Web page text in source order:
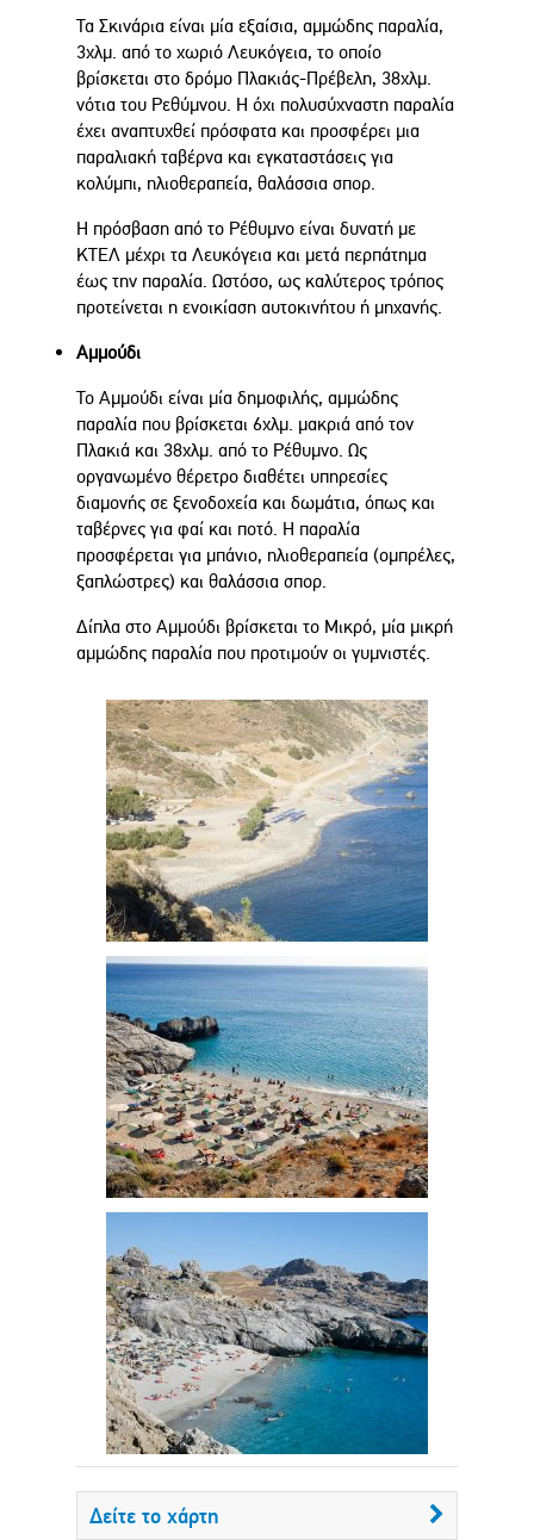
Τα Σκινάρια είναι μία εξαίσια, αμμώδης παραλία,
3χλμ. από το χωριό Λευκόγεια, το οποίο
βρίσκεται στο δρόμο Πλακιάς-Πρέβελη, 38χλμ.
νότια του Ρεθύμνου. Η όχι πολυσύχναστη παραλία
έχει αναπτυχθεί πρόσφατα και προσφέρει μια
παραλιακή ταβέρνα και εγκαταστάσεις για
κολύμπι, ηλιοθεραπεία, θαλάσσια σπορ.
Η πρόσβαση από το Ρέθυμνο είναι δυνατή με
ΚΤΕΛ μέχρι τα Λευκόγεια και μετά περπάτημα
έως την παραλία. Ωστόσο, ως καλύτερος τρόπος
προτείνεται η ενοικίαση αυτοκινήτου ή μηχανής.
Αμμούδι
Το Αμμούδι είναι μία δημοφιλής, αμμώδης
παραλία που βρίσκεται 6χλμ. μακριά από τον
Πλακιά και 38χλμ. από το Ρέθυμνο. Ως
οργανωμένο θέρετρο διαθέτει υπηρεσίες
διαμονής σε ξενοδοχεία και δωμάτια, όπως και
ταβέρνες για φαί και ποτό. Η παραλία
προσφέρεται για μπάνιο, ηλιοθεραπεία (ομπρέλες,
ξαπλώστρες) και θαλάσσια σπορ.
Δίπλα στο Αμμούδι βρίσκεται το Μικρό, μία μικρή
αμμώδης παραλία που προτιμούν οι γυμνιστές.
Δείτε το χάρτη